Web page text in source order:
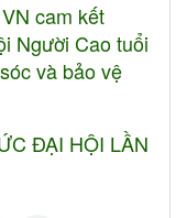
cam kết
Người Cao tuổi
và bảo vệ
ĐẠI HỘI LẦN